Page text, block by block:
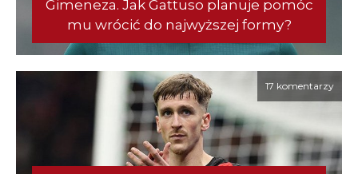
Gimeneza. Jak Gattuso planuje pomóc
mu wrócić do najwyższej formy?
17 komentarzy